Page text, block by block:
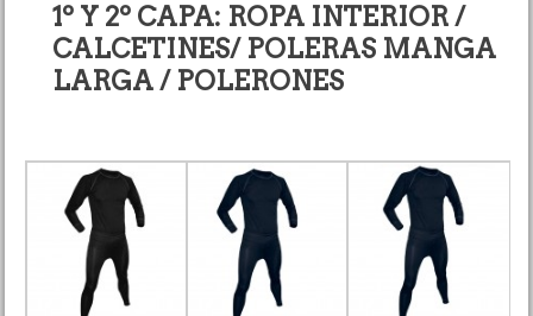
1º Y 2º CAPA: ROPA INTERIOR /
CALCETINES/ POLERAS MANGA
LARGA / POLERONES